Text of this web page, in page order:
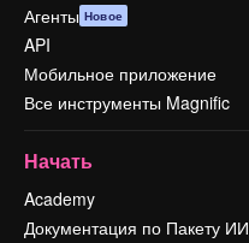
Агенты Новое
API
Мобильное приложение
Все инструменты Magnific
Начать
Academy
Документация по Пакету ИИ